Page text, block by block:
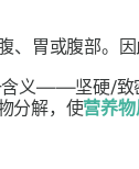
、胃或腹部。
含义——坚硬/致
分解，使营养